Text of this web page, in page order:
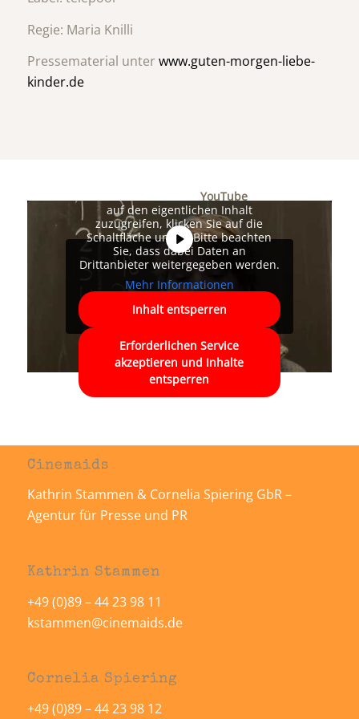
Regie: Maria Knilli
Pressematerial unterwww.guten-morgen-liebe-
kinder.de
Platzhalterinhalt vonYouTube
auf den eigentlichen Inhalt
zuzugreifen, klicken Sie auf die
Schaltfläche unten. Bitte beachten
Sie, dass dabei Daten an
Drittanbieter weitergegeben werden.
Mehr Informationen
Inhalt entsperren
Erforderlichen Service
akzeptieren und Inhalte
entsperren
Cinemaids
Kathrin Stammen & Cornelia Spiering GbR –
Agentur für Presse und PR
Kathrin Stammen
+49 (0)89 – 44 23 98 11
kstammen@cinemaids.de
Cornelia Spiering
+49 (0)89 – 44 23 98 12